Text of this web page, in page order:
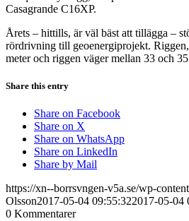
Casagrande C16XP.
Årets – hittills, är väl bäst att tillägga –
rördrivning till geoenergiprojekt.
meter och riggen väger mellan 33 och
Share this entry
Share on Facebook
Share on X
Share on WhatsApp
Share on LinkedIn
Share by Mail
https://xn--borrsvngen-v5a.se/wp-
Olsson2017-05-04 09:55:322017-05-04
0 Kommentarer